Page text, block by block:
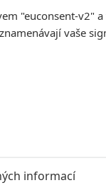
"euconsent-v2"
vaše
informací